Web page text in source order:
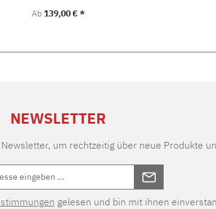
Regulärer Preis:
Ab139,00 € *
NEWSLETTER
um rechtzeitig über neue Produkte
gelesen und bin mit ihnen